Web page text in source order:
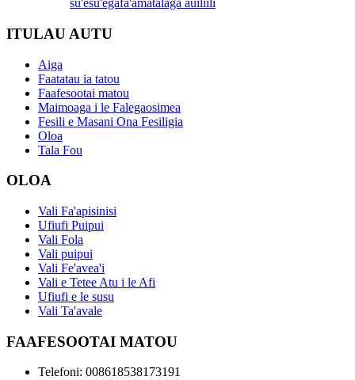
su'esu'egafa'amatalaga auiliili
ITULAU AUTU
Aiga
Faatatau ia tatou
Faafesootai matou
Maimoaga i le Falegaosimea
Fesili e Masani Ona Fesiligia
Oloa
Tala Fou
OLOA
Vali Fa'apisinisi
Ufiufi Puipui
Vali Fola
Vali puipui
Vali Fe'avea'i
Vali e Tetee Atu i le Afi
Ufiufi e le susu
Vali Ta'avale
FAAFESOOTAI MATOU
Telefoni: 008618538173191